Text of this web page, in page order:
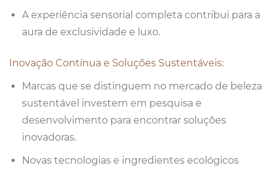
A experiência sensorial completa contribui para a
aura de exclusividade e luxo.
Inovação Contínua e Soluções Sustentáveis:
Marcas que se distinguem no mercado de beleza
sustentável investem em pesquisa e
desenvolvimento para encontrar soluções
inovadoras.
Novas tecnologias e ingredientes ecológicos